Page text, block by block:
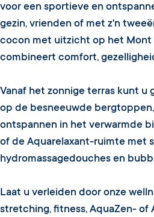
voor een sportieve en
gezin, vrienden of met z'n
cocon met uitzicht op het Mont
combineert comfort,
Vanaf het zonnige terras kunt
op de besneeuwde
ontspannen in het verwarmde
of de Aquarelaxant-ruimte met
hydromassagedouches en
Laat u verleiden door onze
stretching, fitness, AquaZen- of